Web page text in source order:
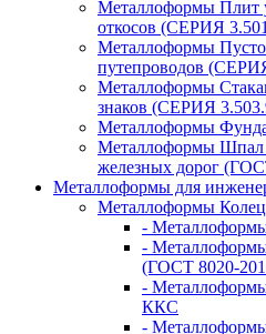
Металлоформы Плит
откосов (СЕРИЯ
Металлоформы
путепроводов
Металлоформы
знаков (СЕРИЯ
Металлоформы
Металлоформы Шпал
железных дорог
Металлоформы для
Металлоформы Колец
-
-
(ГОСТ 8020-
-
ККС
-